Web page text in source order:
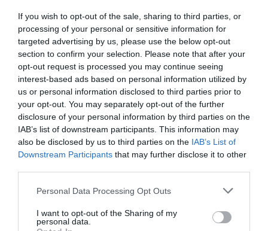
If you wish to opt-out of the sale, sharing to third parties, or
processing of your personal or sensitive information for
targeted advertising by us, please use the below opt-out
section to confirm your selection. Please note that after your
opt-out request is processed you may continue seeing
interest-based ads based on personal information utilized by
us or personal information disclosed to third parties prior to
your opt-out. You may separately opt-out of the further
disclosure of your personal information by third parties on the
IAB’s list of downstream participants. This information may
also be disclosed by us to third parties on the IAB’s List of
Downstream Participants that may further disclose it to other
Please note that this website/app uses one or more Google
not limited to your visit or usage behaviour. You may click to
grant or deny consent to Google and its third-party tags to
Personal Data Processing Opt Outs
I want to opt-out of the Sharing of my
personal data.
Az online árfigyelő rendszer 2023. július elsején
indult el, 2024 márciusára gyakorlatilag
lenullázódott az éves alapon mért
élelmiszerinfláció Magyarországon.
A Makronóm Intézet 2024 szeptemberében
publikált elemzése szerint az online árfigyelő
rendszer piacélénkítő, illetve árcsökkentő
hatása három vizsgált hónapban - 2023
decembere és 2024 februárja között - közel 20
milliárd forint megtakarítást hozott a magyar
háztartásoknak - közölte a GVH.